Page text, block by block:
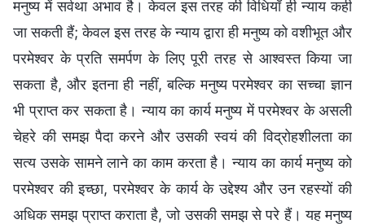
मनुष्य में सर्वथा अभाव है। केवल इस तरह की विधियाँ ही न्याय कही
जा सकती हैं; केवल इस तरह के न्याय द्वारा ही मनुष्य को वशीभूत और
परमेश्वर के प्रति समर्पण के लिए पूरी तरह से आश्वस्त किया जा
सकता है, और इतना ही नहीं, बल्कि मनुष्य परमेश्वर का सच्चा ज्ञान
भी प्राप्त कर सकता है। न्याय का कार्य मनुष्य में परमेश्वर के असली
चेहरे की समझ पैदा करने और उसकी स्वयं की विद्रोहशीलता का
सत्य उसके सामने लाने का काम करता है। न्याय का कार्य मनुष्य को
परमेश्वर की इच्छा, परमेश्वर के कार्य के उद्देश्य और उन रहस्यों की
अधिक समझ प्राप्त कराता है, जो उसकी समझ से परे हैं। यह मनुष्य